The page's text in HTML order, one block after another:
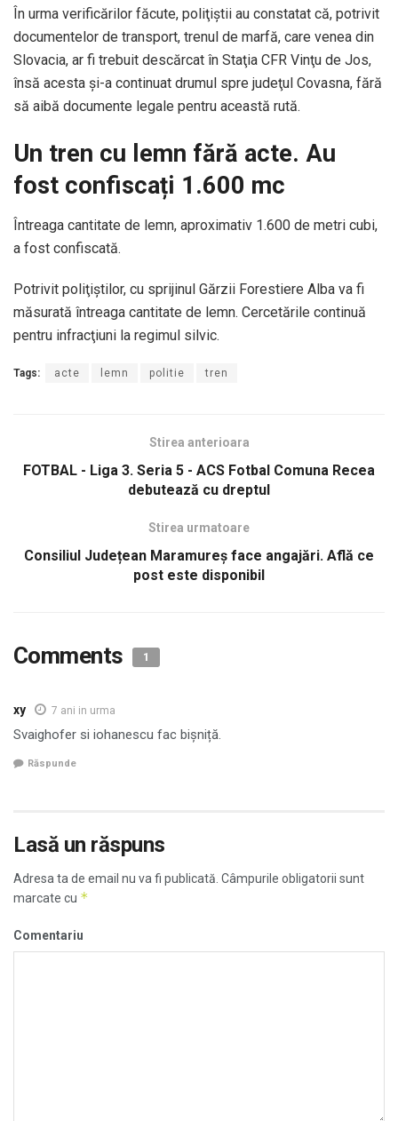
În urma verificărilor făcute, poliţiştii au constatat că, potrivit
documentelor de transport, trenul de marfă, care venea din
Slovacia, ar fi trebuit descărcat în Staţia CFR Vinţu de Jos,
însă acesta şi-a continuat drumul spre judeţul Covasna, fără
să aibă documente legale pentru această rută.
Un tren cu lemn fără acte. Au
fost confiscați 1.600 mc
Întreaga cantitate de lemn, aproximativ 1.600 de metri cubi,
a fost confiscată.
Potrivit poliţiştilor, cu sprijinul Gărzii Forestiere Alba va fi
măsurată întreaga cantitate de lemn. Cercetările continuă
pentru infracţiuni la regimul silvic.
Tags: acte lemn politie tren
Stirea anterioara
FOTBAL - Liga 3. Seria 5 - ACS Fotbal Comuna Recea
debutează cu dreptul
Stirea urmatoare
Consiliul Județean Maramureș face angajări. Află ce
post este disponibil
Comments 1
xy 7 ani in urma
Svaighofer si iohanescu fac bișniță.
Răspunde
Lasă un răspuns
Adresa ta de email nu va fi publicată. Câmpurile obligatorii sunt
marcate cu *
Comentariu